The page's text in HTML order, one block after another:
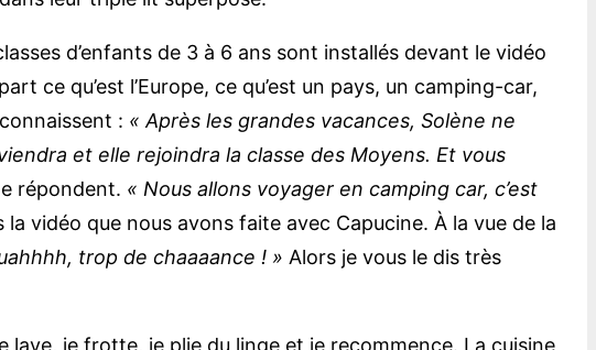
d’enfants de 3 à 6 ans sont installés devant le vidéo
ce qu’est l’Europe, ce qu’est un pays, un camping-car,
: « Après les grandes vacances, Solène ne
et elle rejoindra la classe des Moyens. Et vous
répondent. « Nous allons voyager en camping car, c’est
vidéo que nous avons faite avec Capucine. À la vue de la
trop de chaaaance ! » Alors je vous le dis très
je frotte, je plie du linge et je recommence. La cuisine